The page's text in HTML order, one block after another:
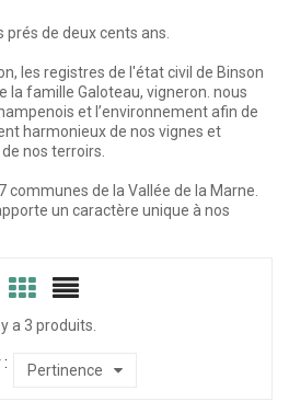
de deux cents ans.
les registres de l'état civil de Binson
la famille Galoteau, vigneron. nous
et l’environnement afin de
harmonieux de nos vignes et
nos terroirs.
communes de la Vallée de la Marne.
un caractère unique à nos
Il y a 3 produits.
Pertinence